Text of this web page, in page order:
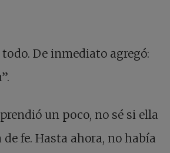
todo. De inmediato agregó:
un poco, no sé si ella
de fe. Hasta ahora, no había